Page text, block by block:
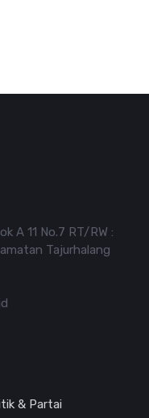
A 11 No.7 RT/RW :
Tajurhalang
& Partai